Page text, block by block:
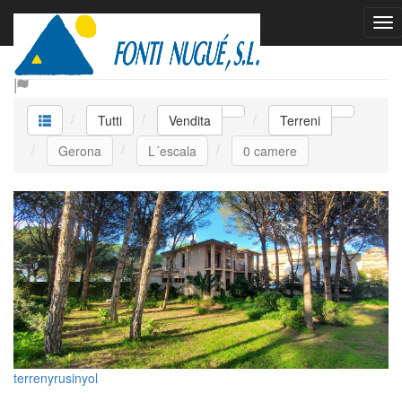
Vendita Terreni
Tutti Vendita
Terreni
Gerona
L´escala 0 camere
terrenyrusinyol